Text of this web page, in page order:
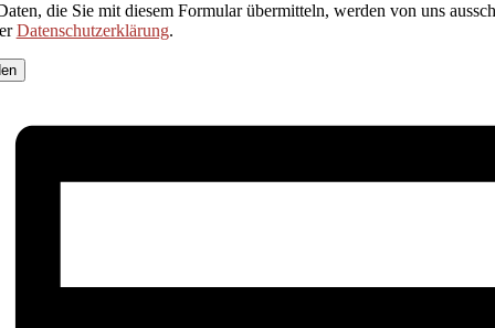
die Sie mit diesem Formular übermitteln, werden von uns
Datenschutzerklärung.